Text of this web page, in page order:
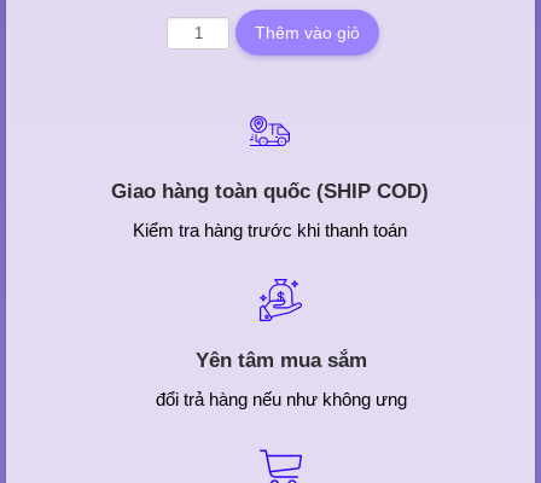
Giao hàng toàn quốc (SHIP COD)
Kiểm tra hàng trước khi thanh toán
Yên tâm mua sắm
đổi trả hàng nếu như không ưng